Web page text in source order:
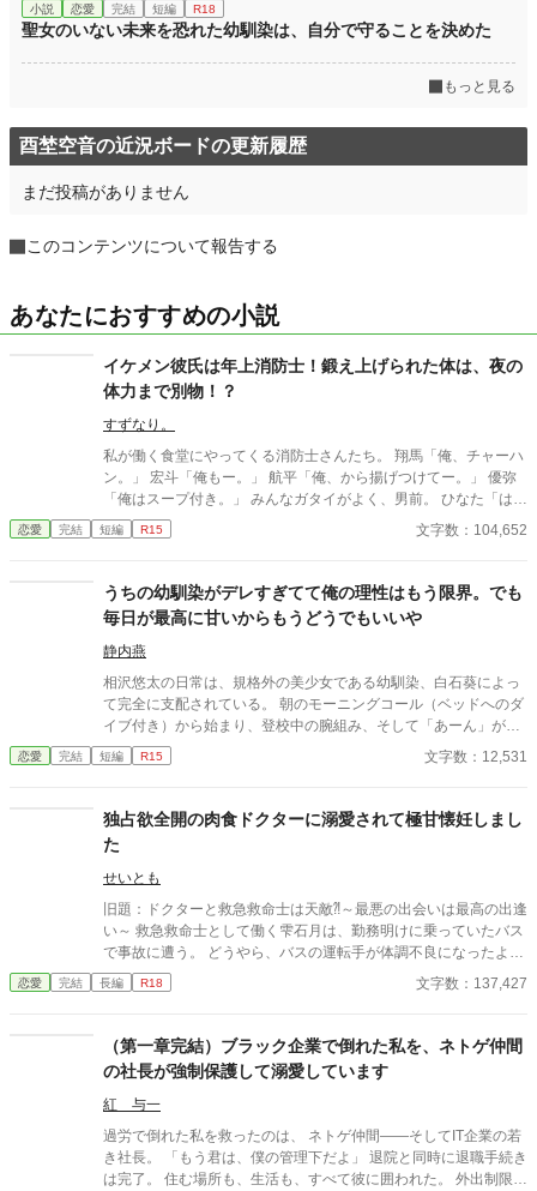
小説 恋愛 完結 短編 R18
聖女のいない未来を恐れた幼馴染は、自分で守ることを決めた
もっと見る
酉埜空音の近況ボードの更新履歴
まだ投稿がありません
このコンテンツについて報告する
あなたにおすすめの小説
イケメン彼氏は年上消防士！鍛え上げられた体は、夜の
体力まで別物！？
すずなり。
私が働く食堂にやってくる消防士さんたち。 翔馬「俺、チャーハ
ン。」 宏斗「俺もー。」 航平「俺、から揚げつけてー。」 優弥
「俺はスープ付き。」 みんなガタイがよく、男前。 ひなた「はー
いっ。ちょっと待ってくださいねーっ。」 慌ただしい昼時を過ぎ
ると、私の仕事は終わる。 終わった後、私は行かなきゃいけない
ー。」 保育園に迎えに行かなきゃいけない子、『太陽』。 私は子
供と一緒に・・・暮らしてる。 ーーーーーーーーーーーーーーー
ー 翔馬「おいおい嘘だろ？」 宏斗「子供・・・いたんだ・・。」
航平「いくつん時の子だよ・・・・。」 優弥「マジか・・・。」
消防署で開かれたお祭りに連れて行った太陽。 太陽の存在を知っ
た一人の消防士さんが・・・私に言った。 「俺は太陽がいてもい
い。・・・太陽の『パパ』になる。」 「俺はひなたが好き
だ。・・・絶対振り向かせるから覚悟しとけよ？」 ※お話に出て
くる内容は、全て想像の世界です。現実世界とは何ら関係ありま
いただけたら幸いです。 楽しんでいただけたら嬉しく思います。
恋愛 完結 短編 R15 文字数：104,652
うちの幼馴染がデレすぎてて俺の理性はもう限界。でも
毎日が最高に甘いからもうどうでもいいや
静内燕
相沢悠太の日常は、規格外の美少女である幼馴染、白石葵によっ
て完全に支配されている。 朝のモーニングコール（ベッドへのダ
イブ付き）から始まり、登校中の腕組み、そして「あーん」が義
務付けられた手作り弁当。誰もが羨むラブラブっぷりだが、悠太
はこれを「家族愛」だと頑なに誤解（無視）している。 「ゆーた
の一途。周囲の冷やかしや、葵を狙う男子生徒のプレッシャーが
高まる中、悠太の**「幼馴染フィルター」**はついに限界を迎え
る。 この溺愛っぷり、いつまで「家族」で通せるのか？ 甘すぎる
日常が、悠太の鈍感な理性を溶かし尽くす――最初からクライマ
ックスの、超高濃度イチャイチャ・ラブコメ、開幕！
恋愛 完結 短編 R15 文字数：12,531
独占欲全開の肉食ドクターに溺愛されて極甘懐妊しまし
た
せいとも
旧題：ドクターと救急救命士は天敵⁈～最悪の出会いは最高の出逢
い～ 救急救命士として働く雫石月は、勤務明けに乗っていたバス
で事故に遭う。 どうやら、バスの運転手が体調不良になったよう
だ。 乗客にAEDを探してきてもらうように頼み、救助活動をして
いるとボサボサ頭のマスク姿の男がAEDを持ってバスに乗り込ん
とを『チビ団子』と呼んだのだ。 医療従事者と思われるボサボサ
マスク男は運転手の処置をして、月が文句を言う間もなく、救急
車に同乗して去ってしまった。 最悪の出会いをし、二度と会いた
くない相手の正体は⁇ 作品はフィクションです。 本来の仕事内容
とは異なる描写があると思います。
恋愛 完結 長編 R18 文字数：137,427
（第一章完結）ブラック企業で倒れた私を、ネトゲ仲間
の社長が強制保護して溺愛しています
紅 与一
過労で倒れた私を救ったのは、 ネトゲ仲間――そしてIT企業の若
き社長。 「もう君は、僕の管理下だよ」 退院と同時に退職手続き
は完了。 住む場所も、生活も、すべて彼に囲われた。 外出制限、